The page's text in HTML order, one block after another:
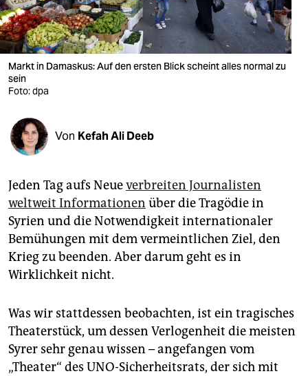
wahrheit
verlag
verlag
shop
fragen & hilfe
unterstützen
abo
genossenschaft
epaper login
Markt in Damaskus: Auf den ersten Blick scheint alles normal zu
sein
Foto: dpa
Von Kefah Ali Deeb
Jeden Tag aufs Neueverbreiten Journalisten
weltweit Informationen über die Tragödie in
Syrien und die Notwendigkeit internationaler
Bemühungen mit dem vermeintlichen Ziel, den
Krieg zu beenden. Aber darum geht es in
Wirklichkeit nicht.
Was wir stattdessen beobachten, ist ein tragisches
Theaterstück, um dessen Verlogenheit die meisten
Syrer sehr genau wissen – angefangen vom
„Theater“ des UNO-Sicherheitsrats, der sich mit